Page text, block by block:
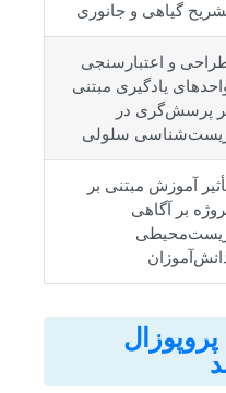
گیاهی و جانوری
و اعتبارسنجی
یادگیری مبتنی
پرسش‌گری در
سلولی
آموزش مبتنی بر
بر آگاهی